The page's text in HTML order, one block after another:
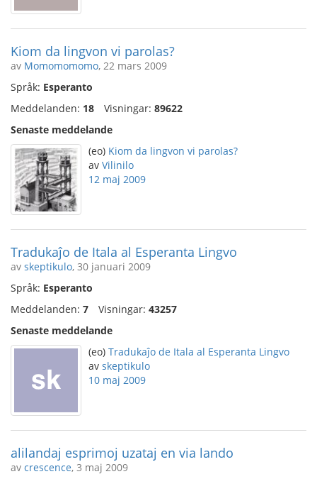
Kiom da lingvon vi parolas?
av Momomomomo, 22 mars 2009
Språk: Esperanto
Meddelanden: 18 Visningar: 89622
Senaste meddelande
(eo) Kiom da lingvon vi parolas?
av Vilinilo
12 maj 2009
Tradukaĵo de Itala al Esperanta Lingvo
av skeptikulo, 30 januari 2009
Språk: Esperanto
Meddelanden: 7 Visningar: 43257
Senaste meddelande
(eo) Tradukaĵo de Itala al Esperanta Lingvo
av skeptikulo
10 maj 2009
alilandaj esprimoj uzataj en via lando
av crescence, 3 maj 2009